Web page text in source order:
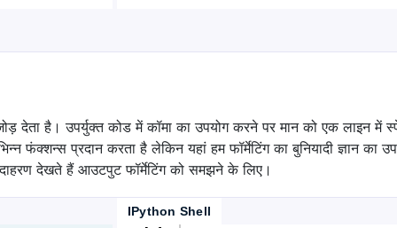
देता है। उपर्युक्त कोड में कॉमा का उपयोग करने पर मान को एक लाइन में
फंक्शन्स प्रदान करता है लेकिन यहां हम फॉर्मेटिंग का बुनियादी ज्ञान का
देखते हैं आउटपुट फॉर्मेटिंग को समझने के लिए।
IPython Shell